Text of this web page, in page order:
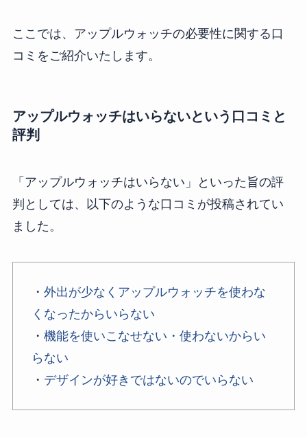
ここでは、アップルウォッチの必要性に関する口
コミをご紹介いたします。
アップルウォッチはいらないという口コミと
評判
「アップルウォッチはいらない」といった旨の評
判としては、以下のような口コミが投稿されてい
ました。
・ 外出が少なくアップルウォッチを使わな
くなったからいらない
・ 機能を使いこなせない・使わないからい
らない
・ デザインが好きではないのでいらない